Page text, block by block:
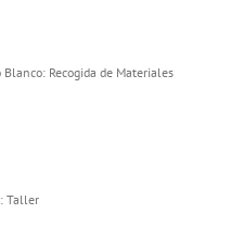
Recogida de Materiales
Taller